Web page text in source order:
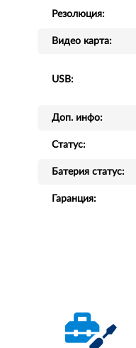
Резолюция:
Видео карта:
USB:
Доп. инфо:
Статус:
Батерия статус:
Гаранция: